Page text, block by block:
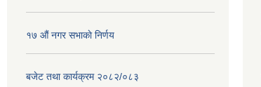
१७ ‌‍औं नगर सभाकाे निर्णय
बजेट तथा कार्यक्रम २०८२/०८३